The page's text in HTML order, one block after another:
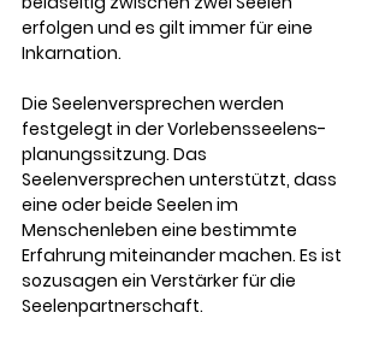
erfolgen und es gilt immer für eine
Inkarnation.
Die Seelenversprechen werden
festgelegt in der Vorlebensseelens-
planungssitzung. Das
Seelenversprechen unterstützt, dass
eine oder beide Seelen im
Menschenleben eine bestimmte
Erfahrung miteinander machen. Es ist
sozusagen ein Verstärker für die
Seelenpartnerschaft.